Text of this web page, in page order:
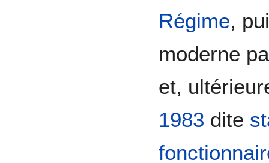
Régime,
moderne
et,
1983 dite